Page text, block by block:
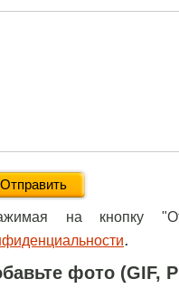
на кнопку
.
фото (GIF,